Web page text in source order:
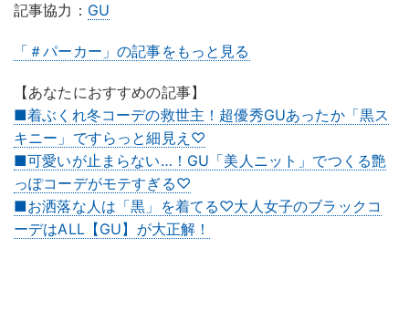
記事協力： GU
「＃パーカー」の記事をもっと見る
【あなたにおすすめの記事】
■着ぶくれ冬コーデの救世主！超優秀GUあったか「黒ス
キニー」ですらっと細見え♡
■可愛いが止まらない…！GU「美人ニット」でつくる艶
っぽコーデがモテすぎる♡
■お洒落な人は「黒」を着てる♡大人女子のブラックコ
ーデはALL【GU】が大正解！